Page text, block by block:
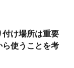
け場所は重要
使うことを考